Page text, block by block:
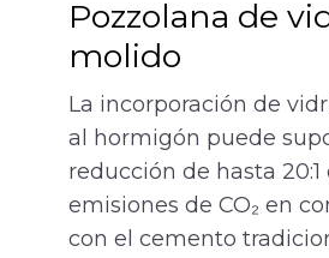
Pozzolana de
molido
La incorporación de
al hormigón puede
reducción de hasta 20:1
emisiones de CO₂ en
con el cemento